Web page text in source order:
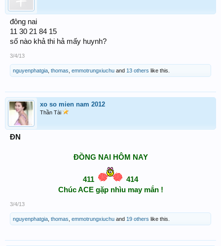
đông nai
11 30 21 84 15
số nào khả thi hả mấy huynh?
3/4/13
nguyenphatgia thomas emmotrungxiuchu and 13 others like this.
xo so mien nam 2012
Thần Tài
ĐN
ĐỒNG NAI HÔM NAY
411
414
Chúc ACE gặp nhìu may mắn !​
3/4/13
nguyenphatgia thomas emmotrungxiuchu and 19 others like this.